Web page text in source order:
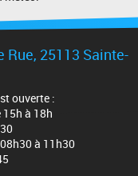
Rue, 25113 Sainte-
ouverte :
à 18h
à 11h30